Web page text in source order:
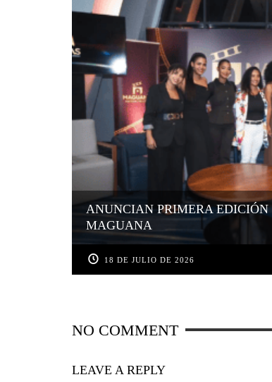
ANUNCIAN PRIMERA
MAGUANA
18 DE JULIO DE 2026
NO COMMENT
LEAVE A REPLY